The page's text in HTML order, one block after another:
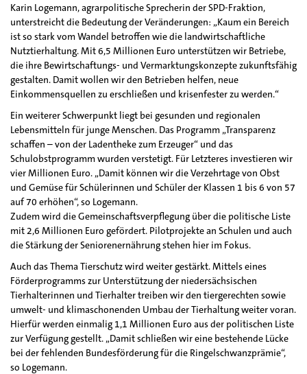
Karin Logemann, agrarpolitische Sprecherin der SPD-Fraktion,
unterstreicht die Bedeutung der Veränderungen: „Kaum ein Bereich
ist so stark vom Wandel betroffen wie die landwirtschaftliche
Nutztierhaltung. Mit 6,5 Millionen Euro unterstützen wir Betriebe,
die ihre Bewirtschaftungs- und Vermarktungskonzepte zukunftsfähig
gestalten. Damit wollen wir den Betrieben helfen, neue
Einkommensquellen zu erschließen und krisenfester zu werden.“
Ein weiterer Schwerpunkt liegt bei gesunden und regionalen
Lebensmitteln für junge Menschen. Das Programm „Transparenz
schaffen – von der Ladentheke zum Erzeuger“ und das
Schulobstprogramm wurden verstetigt. Für Letzteres investieren wir
vier Millionen Euro. „Damit können wir die Verzehrtage von Obst
und Gemüse für Schülerinnen und Schüler der Klassen 1 bis 6 von 57
auf 70 erhöhen“, so Logemann.
Zudem wird die Gemeinschaftsverpflegung über die politische Liste
mit 2,6 Millionen Euro gefördert. Pilotprojekte an Schulen und auch
die Stärkung der Seniorenernährung stehen hier im Fokus.
Auch das Thema Tierschutz wird weiter gestärkt. Mittels eines
Förderprogramms zur Unterstützung der niedersächsischen
Tierhalterinnen und Tierhalter treiben wir den tiergerechten sowie
umwelt- und klimaschonenden Umbau der Tierhaltung weiter voran.
Hierfür werden einmalig 1,1 Millionen Euro aus der politischen Liste
zur Verfügung gestellt. „Damit schließen wir eine bestehende Lücke
bei der fehlenden Bundesförderung für die Ringelschwanzprämie“,
so Logemann.